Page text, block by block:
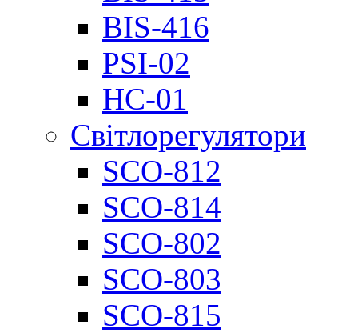
BIS-416
PSI-02
НС-01
Світлорегулятори
SCO-812
SCO-814
SCO-802
SCO-803
SCO-815